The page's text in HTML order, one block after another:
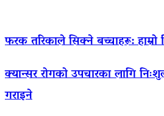
फरक तरिकाले सिक्ने बच्चाहरू:
क्यान्सर रोगको उपचारका लागि
गराइने